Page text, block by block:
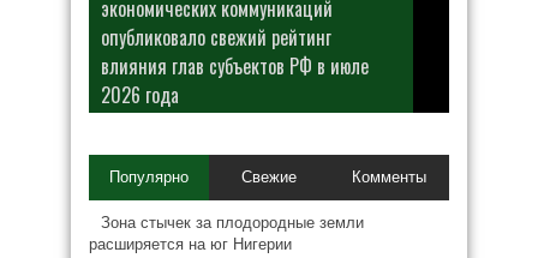
экономических коммуникаций
опубликовало свежий рейтинг
влияния глав субъектов РФ в июле
2026 года
Популярно Свежие Комменты
Зона стычек за плодородные земли
расширяется на юг Нигерии